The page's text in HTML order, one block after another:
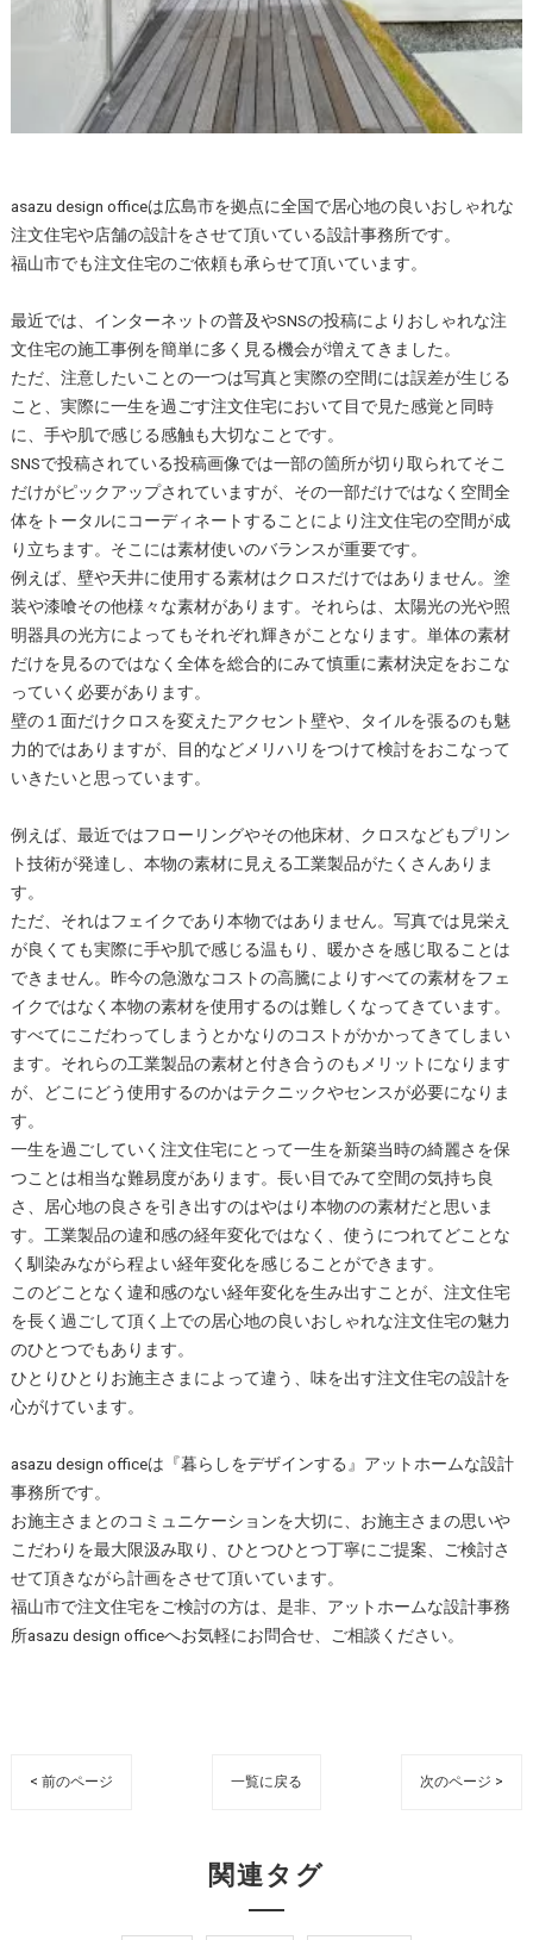
asazu design officeは広島市を拠点に全国で居心地の良いおしゃれな
注文住宅や店舗の設計をさせて頂いている設計事務所です。
福山市でも注文住宅のご依頼も承らせて頂いています。
最近では、インターネットの普及やSNSの投稿によりおしゃれな注
文住宅の施工事例を簡単に多く見る機会が増えてきました。
ただ、注意したいことの一つは写真と実際の空間には誤差が生じる
こと、実際に一生を過ごす注文住宅において目で見た感覚と同時
に、手や肌で感じる感触も大切なことです。
SNSで投稿されている投稿画像では一部の箇所が切り取られてそこ
だけがピックアップされていますが、その一部だけではなく空間全
体をトータルにコーディネートすることにより注文住宅の空間が成
り立ちます。そこには素材使いのバランスが重要です。
例えば、壁や天井に使用する素材はクロスだけではありません。塗
装や漆喰その他様々な素材があります。それらは、太陽光の光や照
明器具の光方によってもそれぞれ輝きがことなります。単体の素材
だけを見るのではなく全体を総合的にみて慎重に素材決定をおこな
っていく必要があります。
壁の１面だけクロスを変えたアクセント壁や、タイルを張るのも魅
力的ではありますが、目的などメリハリをつけて検討をおこなって
いきたいと思っています。
例えば、最近ではフローリングやその他床材、クロスなどもプリン
ト技術が発達し、本物の素材に見える工業製品がたくさんありま
す。
ただ、それはフェイクであり本物ではありません。写真では見栄え
が良くても実際に手や肌で感じる温もり、暖かさを感じ取ることは
できません。昨今の急激なコストの高騰によりすべての素材をフェ
イクではなく本物の素材を使用するのは難しくなってきています。
すべてにこだわってしまうとかなりのコストがかかってきてしまい
ます。それらの工業製品の素材と付き合うのもメリットになります
が、どこにどう使用するのかはテクニックやセンスが必要になりま
す。
一生を過ごしていく注文住宅にとって一生を新築当時の綺麗さを保
つことは相当な難易度があります。長い目でみて空間の気持ち良
さ、居心地の良さを引き出すのはやはり本物のの素材だと思いま
す。工業製品の違和感の経年変化ではなく、使うにつれてどことな
く馴染みながら程よい経年変化を感じることができます。
このどことなく違和感のない経年変化を生み出すことが、注文住宅
を長く過ごして頂く上での居心地の良いおしゃれな注文住宅の魅力
のひとつでもあります。
ひとりひとりお施主さまによって違う、味を出す注文住宅の設計を
心がけています。
asazu design officeは『暮らしをデザインする』アットホームな設計
事務所です。
お施主さまとのコミュニケーションを大切に、お施主さまの思いや
こだわりを最大限汲み取り、ひとつひとつ丁寧にご提案、ご検討さ
せて頂きながら計画をさせて頂いています。
福山市で注文住宅をご検討の方は、是非、アットホームな設計事務
所asazu design officeへお気軽にお問合せ、ご相談ください。
< 前のページ 一覧に戻る 次のページ >
関連タグ